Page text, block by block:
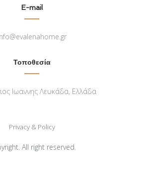
E-mail
Τοποθεσία
Ιωαννης Λευκάδα, Ελλάδα
Privacy & Policy
All right reserved.